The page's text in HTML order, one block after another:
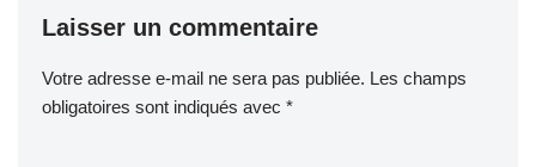
Laisser un commentaire
Votre adresse e-mail ne sera pas publiée. Les champs
obligatoires sont indiqués avec *